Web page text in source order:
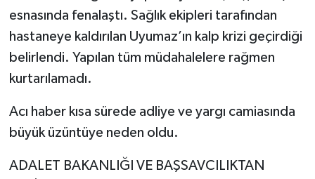
esnasında fenalaştı. Sağlık ekipleri tarafından
hastaneye kaldırılan Uyumaz’ın kalp krizi geçirdiği
belirlendi. Yapılan tüm müdahalelere rağmen
kurtarılamadı.
Acı haber kısa sürede adliye ve yargı camiasında
büyük üzüntüye neden oldu.
ADALET BAKANLIĞI VE BAŞSAVCILIKTAN